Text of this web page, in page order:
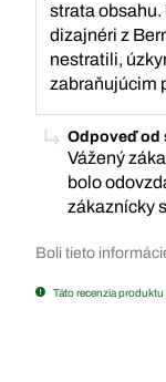
strata obsahu.
dizajnéri z
nestratili,
zabraňujúcim
Odpoveď od
Vážený
bolo
zákaznícky
Boli tieto
Táto recenzia